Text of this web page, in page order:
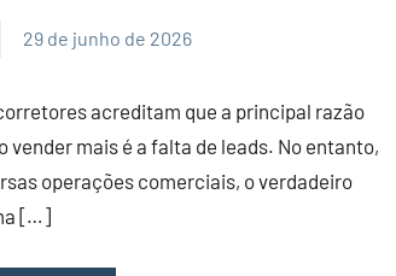
29 de junho de 2026
acreditam que a principal razão
vender mais é a falta de leads. No entanto,
operações comerciais, o verdadeiro
[…]